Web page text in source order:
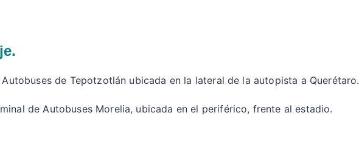
Autobuses de Tepotzotlán ubicada en la lateral de la autopista a Querétaro.
de Autobuses Morelia, ubicada en el periférico, frente al estadio.